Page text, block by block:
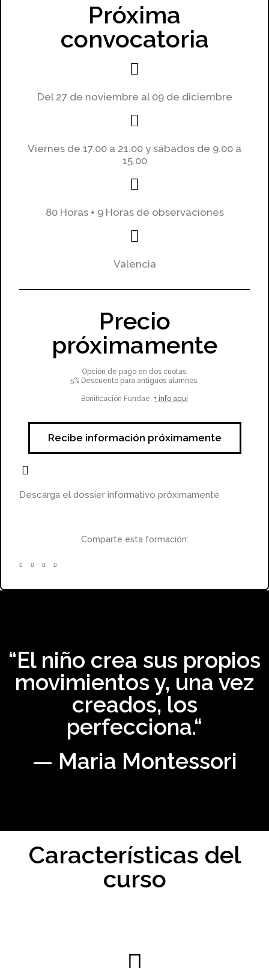
Próxima
convocatoria
Del 27 de noviembre al 09 de diciembre
Viernes de 17.00 a 21.00 y sábados de 9.00 a
15.00
80 Horas + 9 Horas de observaciones
Valencia
Precio
próximamente
Opción de pago en dos cuotas.
5% Descuento para antiguos alumnos.
Bonificación Fundae, + info aquí
Recibe información próximamente
Descarga el dossier informativo próximamente
Comparte esta formación:
“El niño crea sus propios
movimientos y, una vez
creados, los
perfecciona.“
— Maria Montessori
Características del
curso